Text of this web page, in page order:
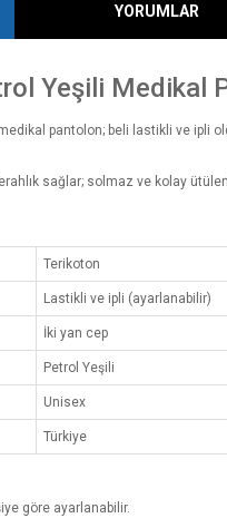
YORUMLAR
Yeşili Medikal
pantolon; beli lastikli ve ipli
sağlar; solmaz ve kolay
Terikoton
Lastikli ve ipli (ayarlanabilir)
İki yan cep
Petrol Yeşili
Unisex
Türkiye
göre ayarlanabilir.